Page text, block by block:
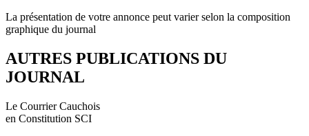
La présentation de votre annonce peut varier selon la composition
graphique du journal
AUTRES PUBLICATIONS DU
JOURNAL
Le Courrier Cauchois
en Constitution SCI